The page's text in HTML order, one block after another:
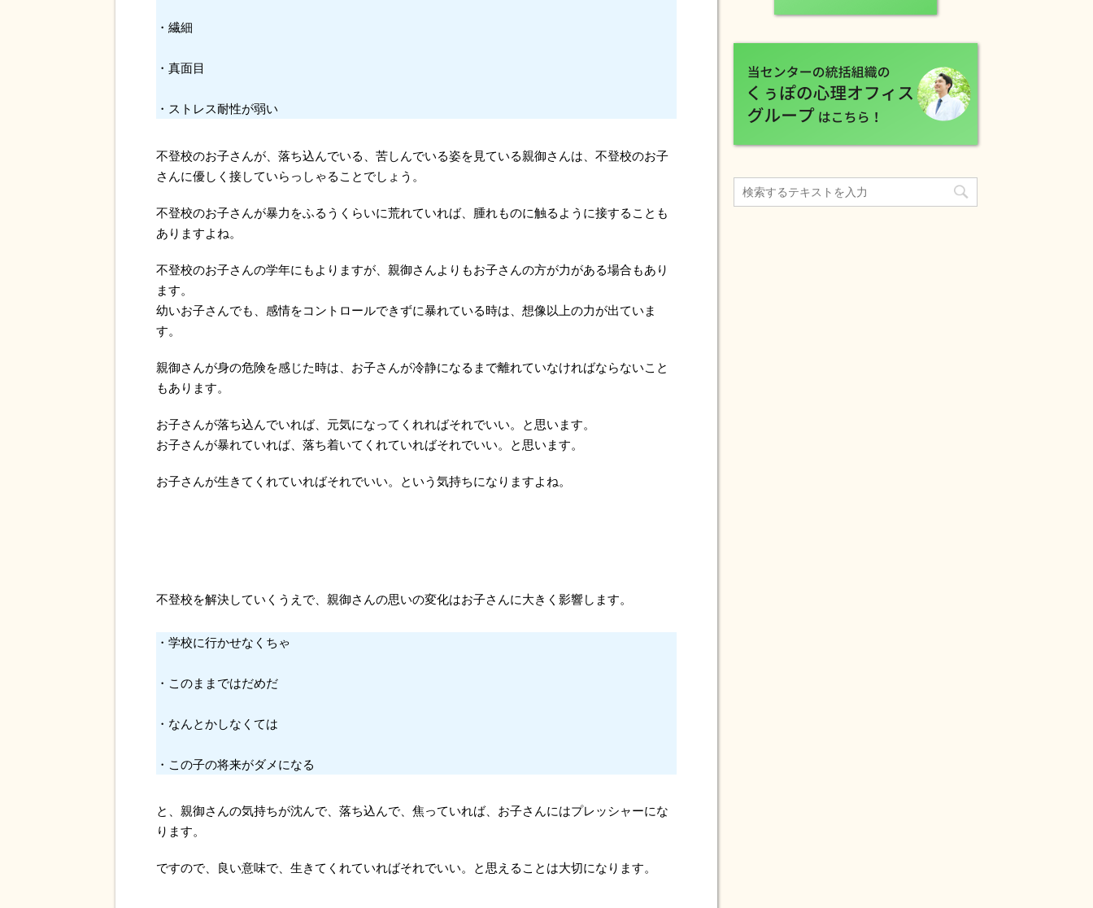
・繊細
・真面目
・ストレス耐性が弱い
不登校のお子さんが、落ち込んでいる、苦しんでいる姿を見ている親御さんは、不登校のお子
さんに優しく接していらっしゃることでしょう。
不登校のお子さんが暴力をふるうくらいに荒れていれば、腫れものに触るように接することも
ありますよね。
不登校のお子さんの学年にもよりますが、親御さんよりもお子さんの方が力がある場合もあり
ます。
幼いお子さんでも、感情をコントロールできずに暴れている時は、想像以上の力が出ていま
す。
親御さんが身の危険を感じた時は、お子さんが冷静になるまで離れていなければならないこと
もあります。
お子さんが落ち込んでいれば、元気になってくれればそれでいい。と思います。
お子さんが暴れていれば、落ち着いてくれていればそれでいい。と思います。
お子さんが生きてくれていればそれでいい。という気持ちになりますよね。
不登校を解決していくうえで、親御さんの思いの変化はお子さんに大きく影響します。
・学校に行かせなくちゃ
・このままではだめだ
・なんとかしなくては
・この子の将来がダメになる
と、親御さんの気持ちが沈んで、落ち込んで、焦っていれば、お子さんにはプレッシャーにな
ります。
ですので、良い意味で、生きてくれていればそれでいい。と思えることは大切になります。